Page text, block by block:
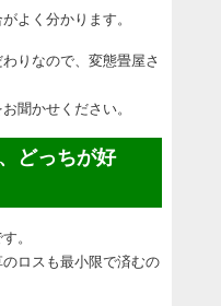
よく分かります。
りなので、変態畳屋さ
聞かせください。
どっちが好
。
ロスも最小限で済むの